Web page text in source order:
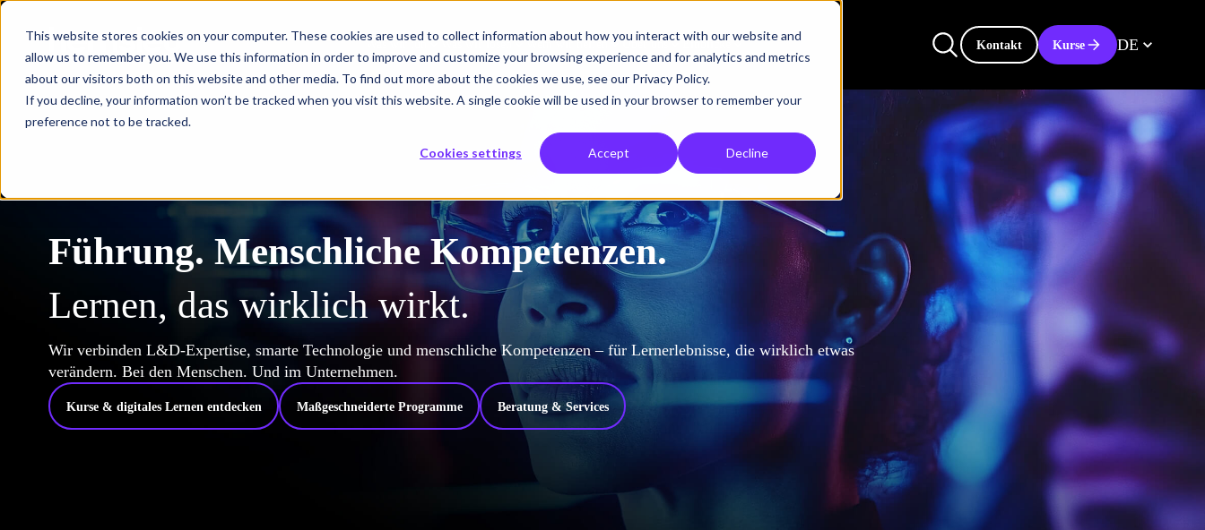
This website stores cookies on your computer. These cookies are used to collect information about how you interact with our website and
allow us to remember you. We use this information in order to improve and customize your browsing experience and for analytics and metrics
about our visitors both on this website and other media. To find out more about the cookies we use, see our Privacy Policy.
If you decline, your information won’t be tracked when you visit this website. A single cookie will be used in your browser to remember your
preference not to be tracked.
Cookies settings Accept Decline
Was wir tun Was wir lösen Wem wir helfen Über uns Einblicke Kontakt Kurse DE
Führung. Menschliche Kompetenzen.
Lernen, das wirklich wirkt.
Wir verbinden L&D-Expertise, smarte Technologie und menschliche Kompetenzen – für Lernerlebnisse, die wirklich etwas
verändern. Bei den Menschen. Und im Unternehmen.
Kurse & digitales Lernen entdecken Maßgeschneiderte Programme Beratung & Services